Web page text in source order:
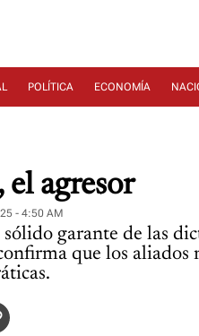
POLÍTICA ECONOMÍA
agresor
- 4:50 AM
garante de las
que los aliados